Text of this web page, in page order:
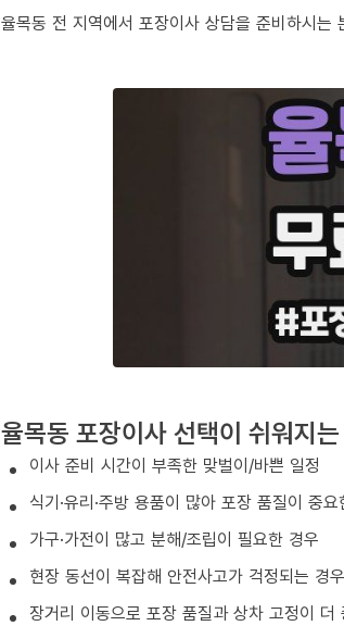
율목동 전 지역에서 포장이사 상담을 준비하시
율목동 포장이사 선택이 쉬워지
이사 준비 시간이 부족한 맞벌이/바쁜 일정
식기·유리·주방 용품이 많아 포장 품질이 중
가구·가전이 많고 분해/조립이 필요한 경우
현장 동선이 복잡해 안전사고가 걱정되는 경우
장거리 이동으로 포장 품질과 상차 고정이 더